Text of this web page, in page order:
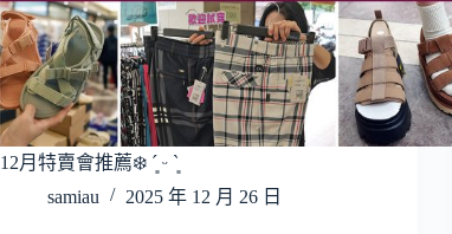
12月特賣會推薦❄️ ´͈ ᵕ `͈
samiau
2025 年 12 月 26 日